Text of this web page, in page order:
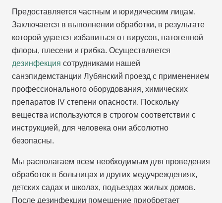
Предоставляется частным и юридическим лицам.
Заключается в выполнении обработки, в результате
которой удается избавиться от вирусов, патогенной
флоры, плесени и грибка. Осуществляется
дезинфекция сотрудниками нашей
санэпидемстанции Лубянский проезд с применением
профессионального оборудования, химических
препаратов IV степени опасности. Поскольку
вещества используются в строгом соответствии с
инструкцией, для человека они абсолютно
безопасны.
Мы располагаем всем необходимым для проведения
обработок в больницах и других медучреждениях,
детских садах и школах, подъездах жилых домов.
После дезинфекции помещение приобретает